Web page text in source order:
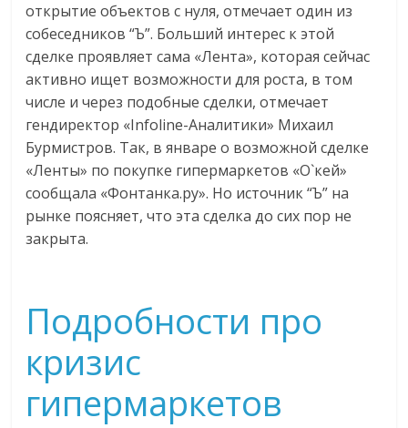
открытие объектов с нуля, отмечает один из
собеседников “Ъ”. Больший интерес к этой
сделке проявляет сама «Лента», которая сейчас
активно ищет возможности для роста, в том
числе и через подобные сделки, отмечает
гендиректор «Infoline-Аналитики» Михаил
Бурмистров. Так, в январе о возможной сделке
«Ленты» по покупке гипермаркетов «О`кей»
сообщала «Фонтанка.ру». Но источник “Ъ” на
рынке поясняет, что эта сделка до сих пор не
закрыта.
Подробности про
кризис
гипермаркетов